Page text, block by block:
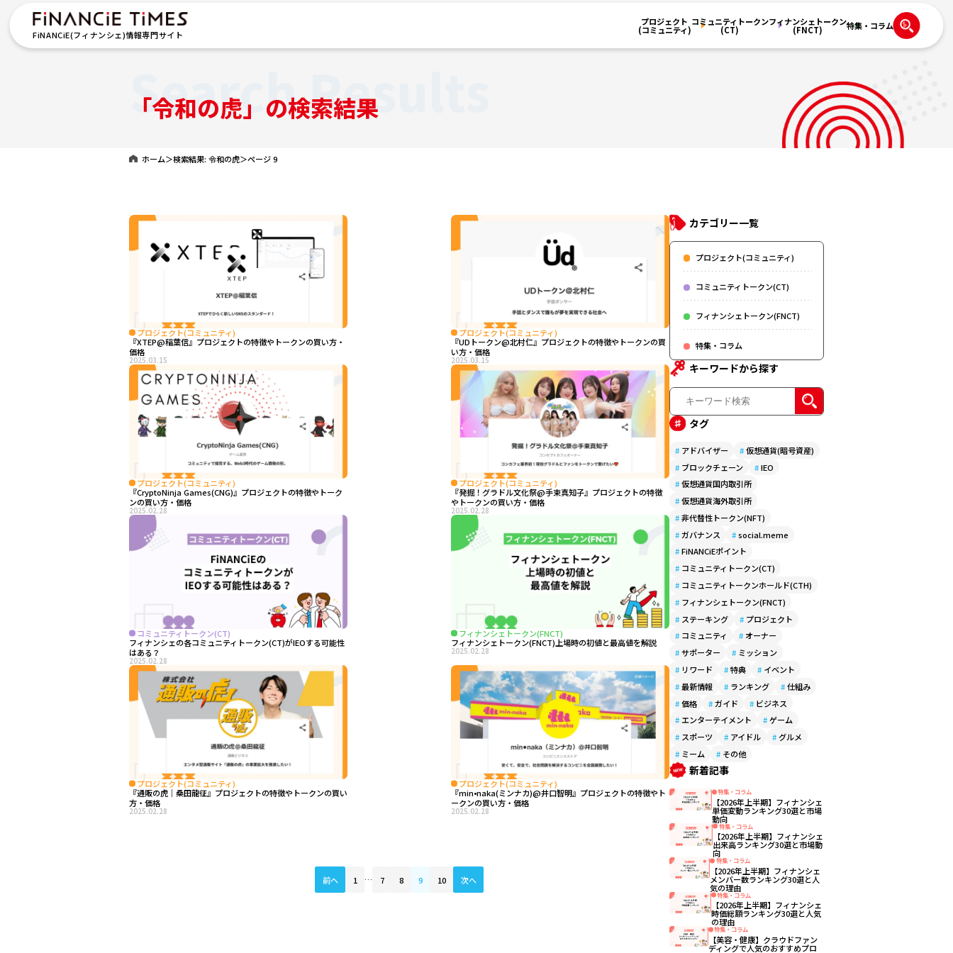
FiNANCiE(フィナンシェ)情報専門サイト
プロジェクト
(コミュニティ)
コミュニティトークン
(CT)
フィナンシェトークン
(FNCT) 特集・コラム
「令和の虎」の検索結果
Search Results
ホーム＞検索結果: 令和の虎＞ページ 9
プロジェクト(コミュニティ)
『XTEP@稲葉信』プロジェクトの特徴やトークンの買い方・
価格
2025.03.15
プロジェクト(コミュニティ)
『UDトークン@北村仁』プロジェクトの特徴やトークンの買
い方・価格
2025.03.15
プロジェクト(コミュニティ)
『CryptoNinja Games(CNG)』プロジェクトの特徴やトーク
ンの買い方・価格
2025.02.28
プロジェクト(コミュニティ)
『発掘！グラドル文化祭@手束真知子』プロジェクトの特徴
やトークンの買い方・価格
2025.02.28
コミュニティトークン(CT)
フィナンシェの各コミュニティトークン(CT)がIEOする可能性
はある？
2025.02.28
フィナンシェトークン(FNCT)
フィナンシェトークン(FNCT)上場時の初値と最高値を解説
2025.02.28
プロジェクト(コミュニティ)
『通販の虎｜桑田龍征』プロジェクトの特徴やトークンの買い
方・価格
2025.02.28
プロジェクト(コミュニティ)
『min•naka(ミンナカ)@井口智明』プロジェクトの特徴やト
ークンの買い方・価格
2025.02.28
前へ 1 … 7 8 9 10 次へ
カテゴリー一覧
プロジェクト(コミュニティ)
コミュニティトークン(CT)
フィナンシェトークン(FNCT)
特集・コラム
キーワードから探す
タグ
# アドバイザー #仮想通貨(暗号資産)
# ブロックチェーン #IEO
#仮想通貨国内取引所
#仮想通貨海外取引所
#非代替性トークン(NFT)
#ガバナンス #social.meme
#FiNANCiEポイント
# コミュニティトークン(CT)
# コミュニティトークンホールド(CTH)
# フィナンシェトークン(FNCT)
# ステーキング # プロジェクト
# コミュニティ # オーナー
#サポーター # ミッション
# リワード #特典 # イベント
#最新情報 # ランキング #仕組み
#価格 #ガイド # ビジネス
# エンターテイメント #ゲーム
# スポーツ # アイドル # グルメ
# ミーム # その他
新着記事
特集・コラム
【2026年上半期】フィナンシェ
単価変動ランキング30選と市場
動向
特集・コラム
【2026年上半期】フィナンシェ
出来高ランキング30選と市場動
向
特集・コラム
【2026年上半期】フィナンシェ
メンバー数ランキング30選と人
気の理由
特集・コラム
【2026年上半期】フィナンシェ
時価総額ランキング30選と人気
の理由
特集・コラム
【美容・健康】クラウドファン
ディングで人気のおすすめプロ